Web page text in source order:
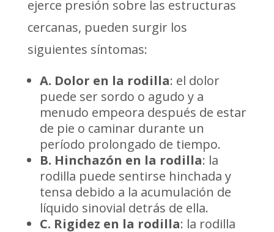
ejerce presión sobre las estructuras
cercanas, pueden surgir los
siguientes síntomas:
A. Dolor en la rodilla: el dolor
puede ser sordo o agudo y a
menudo empeora después de estar
de pie o caminar durante un
período prolongado de tiempo.
B. Hinchazón en la rodilla: la
rodilla puede sentirse hinchada y
tensa debido a la acumulación de
líquido sinovial detrás de ella.
C. Rigidez en la rodilla: la rodilla